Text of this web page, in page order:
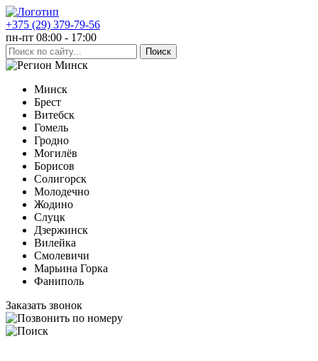
+375 (29) 379-79-56
пн-пт 08:00 - 17:00
Минск
Минск
Брест
Витебск
Гомель
Гродно
Могилёв
Борисов
Солигорск
Молодечно
Жодино
Слуцк
Дзержинск
Вилейка
Смолевичи
Марьина Горка
Фаниполь
Заказать звонок